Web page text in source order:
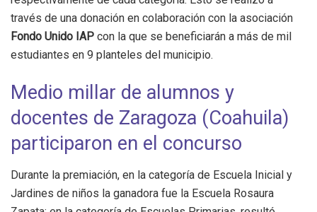
través de una donación en colaboración con la asociación
Fondo Unido IAP con la que se beneficiarán a más de mil
estudiantes en 9 planteles del municipio.
Medio millar de alumnos y
docentes de Zaragoza (Coahuila)
participaron en el concurso
Durante la premiación, en la categoría de Escuela Inicial y
Jardines de niños la ganadora fue la Escuela Rosaura